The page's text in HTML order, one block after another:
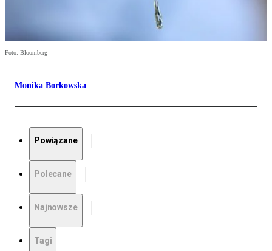
Foto: Bloomberg
Monika Borkowska
Powiązane
Polecane
Najnowsze
Tagi